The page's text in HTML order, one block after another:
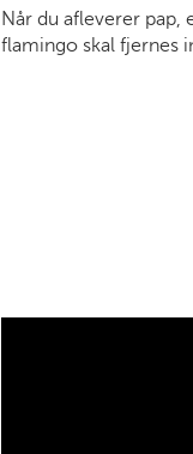
Når du afleverer pap,
flamingo skal fjernes